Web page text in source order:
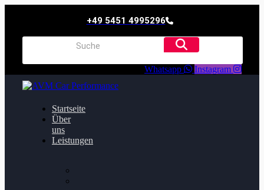
+49 5451 4995296
Whatsapp Instagram
Startseite
Über
uns
Leistungen